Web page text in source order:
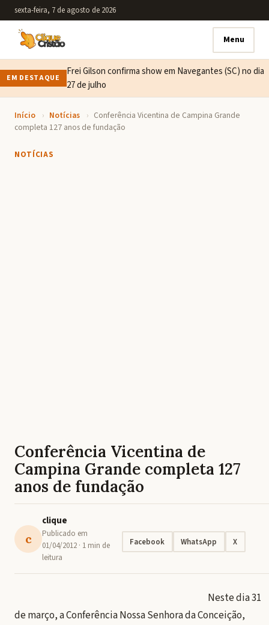
sexta-feira, 7 de agosto de 2026
Menu
EM DESTAQUE
Frei Gilson confirma show em Navegantes (SC) no dia
27 de julho
Início › Notícias › Conferência Vicentina de Campina Grande
completa 127 anos de fundação
NOTÍCIAS
Conferência Vicentina de
Campina Grande completa 127
anos de fundação
c
clique
Publicado em
01/04/2012 · 1 min de
leitura
Facebook WhatsApp X
Neste dia 31
de março, a Conferência Nossa Senhora da Conceição,